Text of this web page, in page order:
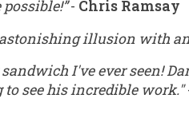
- Chris Ramsay
illusion with
I've ever seen!
see his incredible work."